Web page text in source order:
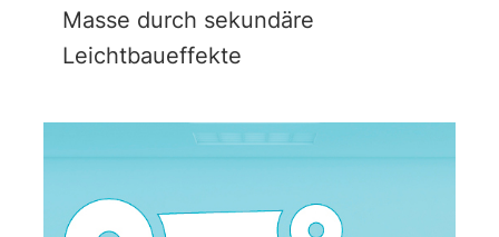
Masse durch sekundäre
Leichtbaueffekte